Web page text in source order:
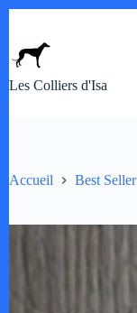
contenu
Les Colliers d'Isa
Accueil Best Seller